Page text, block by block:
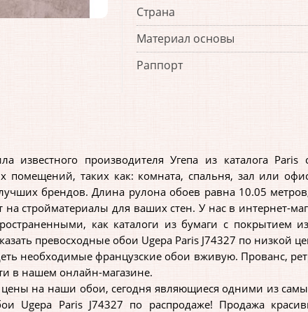
Страна
Материал основы
Раппорт
производителя Угепа из каталога Paris
помещений, таких как: комната, спальня, зал или
брендов. Длина рулона обоев равна 10.05
на стройматериалы для ваших стен. У нас в интернет-
как каталоги из бумаги с покрытием
превосходные обои Ugepa Paris J74327 по низкой
необходимые французские обои вживую. Прованс,
в нашем онлайн-магазине.
на наши обои, сегодня являющиеся одними из
Ugepa Paris J74327 по распродаже! Продажа